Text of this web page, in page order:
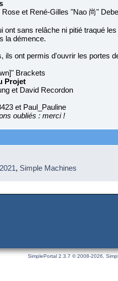
et René-Gilles "Nao 尚"
ont sans relâche ni pitié traqué
la démence.
ils ont permis d'ouvrir les portes
Brackets
Projet
et David Recordon
et Paul_Pauline
oubliés : merci !
, Simple Machines
SimplePortal 2.3.7 © 2008-2026,